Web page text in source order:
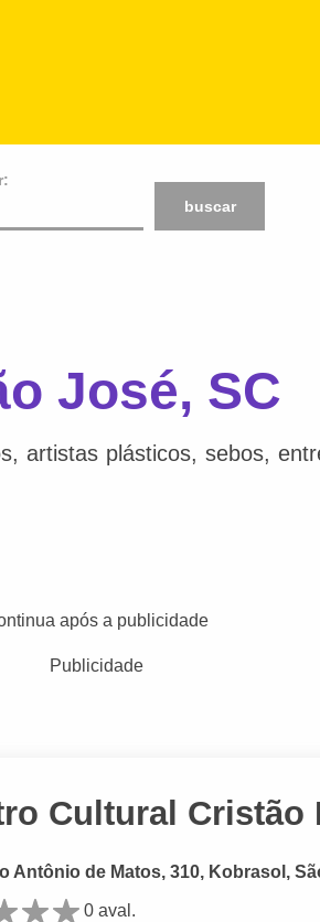
buscar
José, SC
artistas plásticos, sebos,
após a publicidade
Publicidade
Cultural Cristão
Antônio de Matos, 310, Kobrasol,
0 aval.